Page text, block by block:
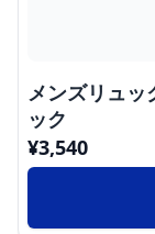
メンズリュッ
ック
¥3,540